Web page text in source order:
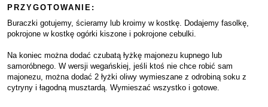
PRZYGOTOWANIE:
Buraczki gotujemy, ścieramy lub kroimy w kostkę. Dodajemy fasolkę,
pokrojone w kostkę ogórki kiszone i pokrojone cebulki.
Na koniec można dodać czubatą łyżkę majonezu kupnego lub
samoróbnego. W wersji wegańskiej, jeśli ktoś nie chce robić sam
majonezu, można dodać 2 łyżki oliwy wymieszane z odrobiną soku z
cytryny i łagodną musztardą. Wymieszać wszystko i gotowe.